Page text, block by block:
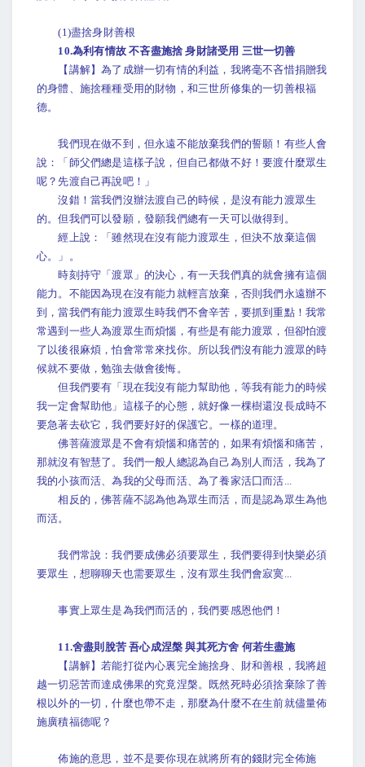
(1)盡捨身財善根
10.為利有情故 不吝盡施捨 身財諸受用 三世一切善
【講解】為了成辦一切有情的利益，我將毫不吝惜捐贈我
的身體、施捨種種受用的財物，和三世所修集的一切善根福
德。
我們現在做不到，但永遠不能放棄我們的誓願！有些人會
說：「師父們總是這樣子說，但自己都做不好！要渡什麼眾生
呢？先渡自己再說吧！」
沒錯！當我們沒辦法渡自己的時候，是沒有能力渡眾生
的。但我們可以發願，發願我們總有一天可以做得到。
經上說：「雖然現在沒有能力渡眾生，但決不放棄這個
心。」。
時刻持守「渡眾」的決心，有一天我們真的就會擁有這個
能力。不能因為現在沒有能力就輕言放棄，否則我們永遠辦不
到，當我們有能力渡眾生時我們不會辛苦，要抓到重點！我常
常遇到一些人為渡眾生而煩惱，有些是有能力渡眾，但卻怕渡
了以後很麻煩，怕會常常來找你。所以我們沒有能力渡眾的時
候就不要做，勉強去做會後悔。
但我們要有「現在我沒有能力幫助他，等我有能力的時候
我一定會幫助他」這樣子的心態，就好像一棵樹還沒長成時不
要急著去砍它，我們要好好的保護它。一樣的道理。
佛菩薩渡眾是不會有煩惱和痛苦的，如果有煩惱和痛苦，
那就沒有智慧了。我們一般人總認為自己為別人而活，我為了
我的小孩而活、為我的父母而活、為了養家活囗而活...
相反的，佛菩薩不認為他為眾生而活，而是認為眾生為他
而活。
我們常說：我們要成佛必須要眾生，我們要得到快樂必須
要眾生，想聊聊天也需要眾生，沒有眾生我們會寂寞...
事實上眾生是為我們而活的，我們要感恩他們！
11.舍盡則脫苦 吾心成涅槃 與其死方舍 何若生盡施
【講解】若能打從內心裏完全施捨身、財和善根，我將超
越一切惡苦而達成佛果的究竟涅槃。既然死時必須捨棄除了善
根以外的一切，什麼也帶不走，那麼為什麼不在生前就儘量佈
施廣積福德呢？
佈施的意思，並不是要你現在就將所有的錢財完全佈施